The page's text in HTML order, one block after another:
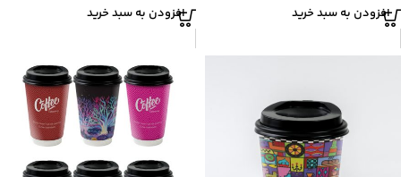
افزودن به سبد خرید افزودن به سبد خرید